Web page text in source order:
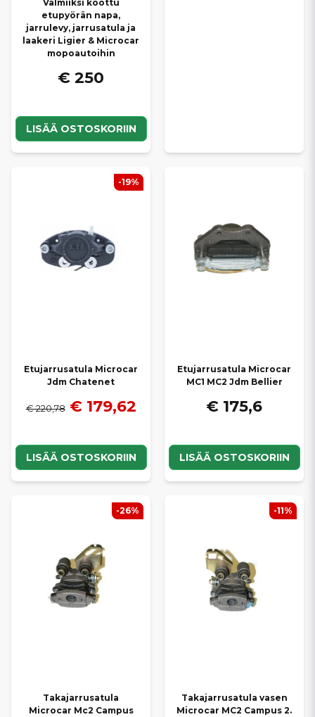
Valmiiksi koottu
etupyörän napa,
jarrulevy, jarrusatula ja
laakeri Ligier & Microcar
mopoautoihin
€ 250
LISÄÄ OSTOSKORIIN
Etujarrusatula Microcar
Jdm Chatenet
€ 220,78 € 179,62
LISÄÄ OSTOSKORIIN
-19%
Etujarrusatula Microcar
MC1 MC2 Jdm Bellier
€ 175,6
LISÄÄ OSTOSKORIIN
Takajarrusatula
Microcar Mc2 Campus
-26%
Takajarrusatula vasen
Microcar MC2 Campus 2.
-11%